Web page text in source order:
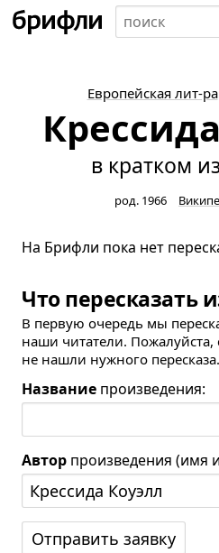
Европейская лит-ра
в кратком
род. 1966
На Брифли пока нет
Что пересказать
В первую очередь мы
наши читатели.
не нашли нужного пересказа.
Название произведения:
Автор произведения (имя